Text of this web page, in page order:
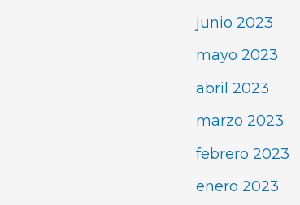
junio 2023
mayo 2023
abril 2023
marzo 2023
febrero 2023
enero 2023